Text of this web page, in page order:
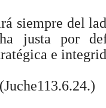
siempre del
justa por
e